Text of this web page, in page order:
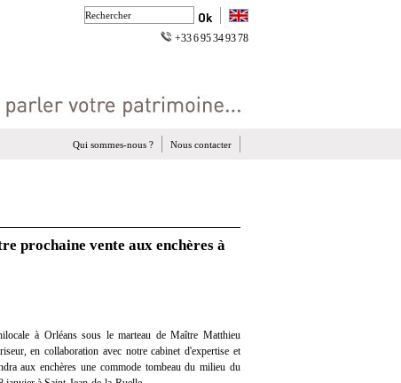
+33 6 95 34 93 78
Nous contacter
Qui sommes-nous ?
prochaine vente aux enchères à
à Orléans sous le marteau de Maître Matthieu
en collaboration avec notre cabinet d'expertise et
aux enchères une commode tombeau du milieu du